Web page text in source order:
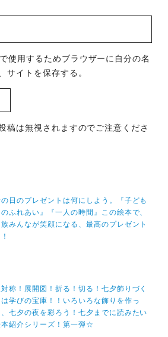
使用するためブラウザーに自分の名
サイトを保存する。
稿は無視されますのでご注意くださ
日のプレゼントは何にしよう。『子ども
のふれあい』『一人の時間』この絵本で、
みんなが笑顔になる、最高のプレゼント
称！展開図！折る！切る！七夕飾りづく
は学びの宝庫！！いろいろな飾りを作っ
七夕の夜を彩ろう！七夕までに読みたい
本紹介シリーズ！第一弾☆